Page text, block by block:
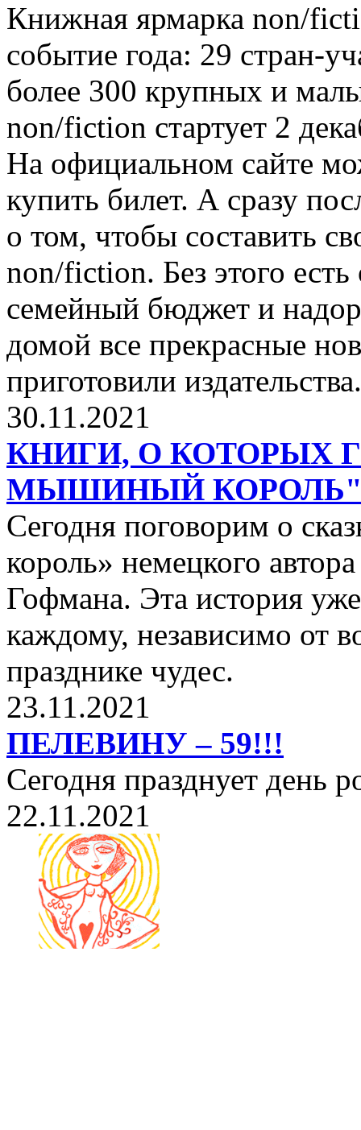
Книжная ярмарка non/
событие года: 29 стран-
более 300 крупных и
non/fiction стартует 2
На официальном сайте
купить билет. А сразу
о том, чтобы составить
non/fiction. Без этого есть
семейный бюджет и
домой все прекрасные
приготовили издательства.
30.11.2021
КНИГИ, О КОТОРЫХ
МЫШИНЫЙ
Сегодня поговорим о
король» немецкого
Гофмана. Эта история
каждому, независимо от
празднике чудес.
23.11.2021
ПЕЛЕВИНУ – 59!!!
Сегодня празднует день
22.11.2021